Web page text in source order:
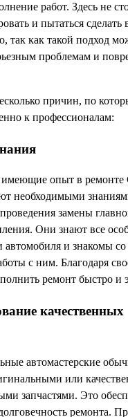
работ. Здесь не
и пытаться сделать
так как такой подход
проблемам и
причин, по
к профессионалам:
опыт в ремонте
необходимыми
замены
Они знают все
автомобиля и знакомы со
с ним. Благодаря
ремонт быстро и
качественных
автомастерские
или
запчастями. Это
ремонта.